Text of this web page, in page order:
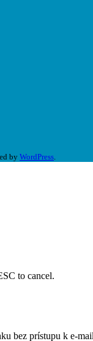
by WordPress
to cancel.
bez prístupu k e-